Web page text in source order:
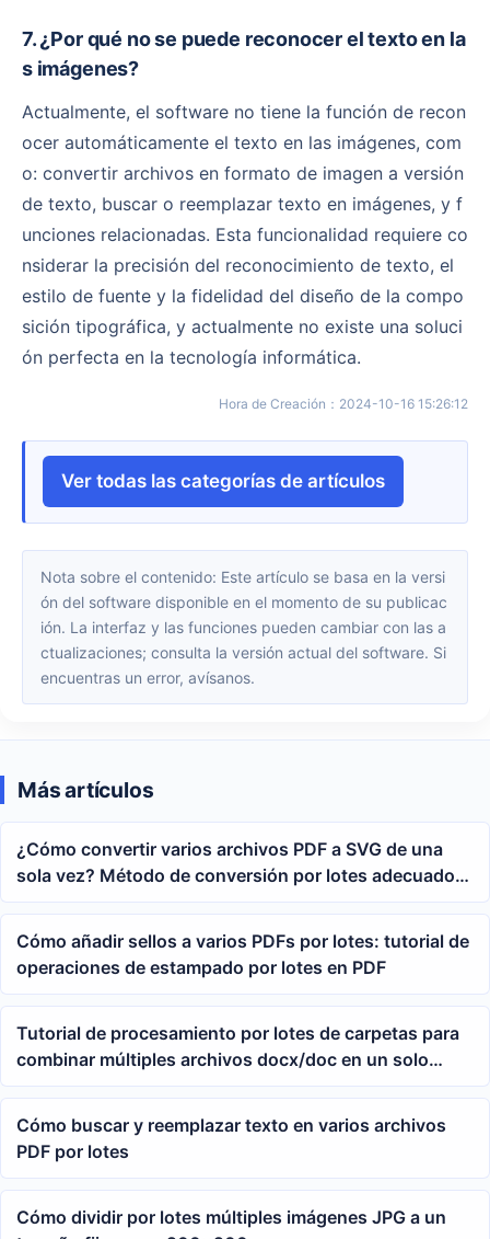
7. ¿Por qué no se puede reconocer el texto en la
s imágenes?
Actualmente, el software no tiene la función de recon
ocer automáticamente el texto en las imágenes, com
o: convertir archivos en formato de imagen a versión
de texto, buscar o reemplazar texto en imágenes, y f
unciones relacionadas. Esta funcionalidad requiere co
nsiderar la precisión del reconocimiento de texto, el
estilo de fuente y la fidelidad del diseño de la compo
sición tipográfica, y actualmente no existe una soluci
ón perfecta en la tecnología informática.
Hora de Creación ： 2024-10-16 15:26:12
Ver todas las categorías de artículos
Nota sobre el contenido: Este artículo se basa en la versi
ón del software disponible en el momento de su publicac
ión. La interfaz y las funciones pueden cambiar con las a
ctualizaciones; consulta la versión actual del software. Si
encuentras un error, avísanos.
Más artículos
¿Cómo convertir varios archivos PDF a SVG de una
sola vez? Método de conversión por lotes adecuado
para la visualización en páginas web y la separación
de documentos
Cómo añadir sellos a varios PDFs por lotes: tutorial de
operaciones de estampado por lotes en PDF
Tutorial de procesamiento por lotes de carpetas para
combinar múltiples archivos docx/doc en un solo
Word con un solo clic
Cómo buscar y reemplazar texto en varios archivos
PDF por lotes
Cómo dividir por lotes múltiples imágenes JPG a un